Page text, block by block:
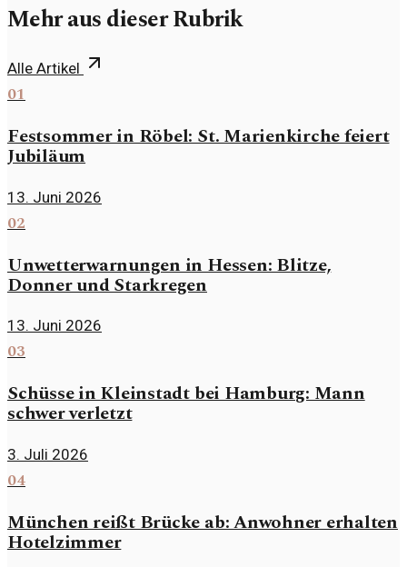
Mehr aus dieser Rubrik
Alle Artikel
01
Festsommer in Röbel: St. Marienkirche feiert
Jubiläum
13. Juni 2026
02
Unwetterwarnungen in Hessen: Blitze,
Donner und Starkregen
13. Juni 2026
03
Schüsse in Kleinstadt bei Hamburg: Mann
schwer verletzt
3. Juli 2026
04
München reißt Brücke ab: Anwohner erhalten
Hotelzimmer